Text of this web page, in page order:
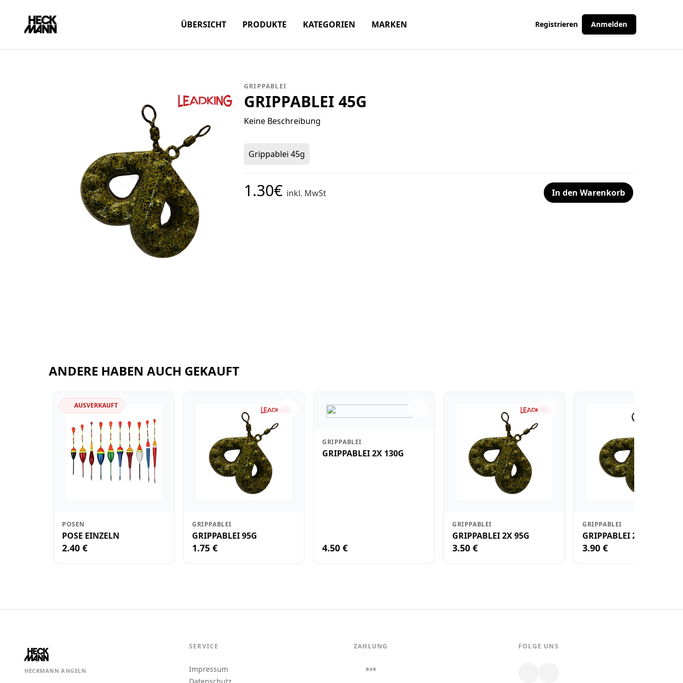
ÜBERSICHT PRODUKTE KATEGORIEN MARKEN Registrieren Anmelden
GRIPPABLEI
GRIPPABLEI 45G
Keine Beschreibung
Grippablei 45g
1.30€ inkl. MwSt In den Warenkorb
ANDERE HABEN AUCH GEKAUFT
AUSVERKAUFT
POSEN
POSE EINZELN
2.40 €
GRIPPABLEI
GRIPPABLEI 95G
1.75 €
GRIPPABLEI
GRIPPABLEI 2X 130G
4.50 €
GRIPPABLEI
GRIPPABLEI 2X 95G
3.50 €
GRIPPABLEI
GRIPPABLEI 2X 110G
3.90 €
HECKMANN ANGELN
SERVICE
Impressum
ZAHLUNG
BAR
FOLGE UNS